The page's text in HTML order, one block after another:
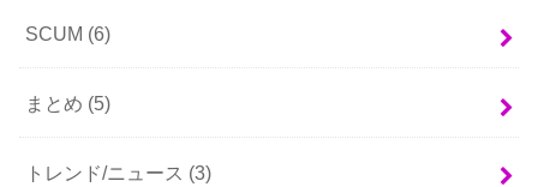
SCUM (6)
まとめ (5)
トレンド/ニュース (3)